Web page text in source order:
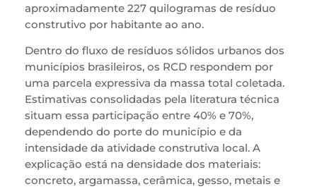
aproximadamente 227 quilogramas de resíduo
construtivo por habitante ao ano.
Dentro do fluxo de resíduos sólidos urbanos dos
municípios brasileiros, os RCD respondem por
uma parcela expressiva da massa total coletada.
Estimativas consolidadas pela literatura técnica
situam essa participação entre 40% e 70%,
dependendo do porte do município e da
intensidade da atividade construtiva local. A
explicação está na densidade dos materiais:
concreto, argamassa, cerâmica, gesso, metais e